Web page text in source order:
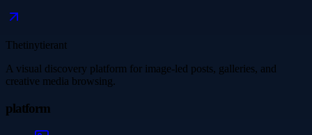
Thetinytierant
A visual discovery platform for image-led posts, galleries, and
creative media browsing.
platform